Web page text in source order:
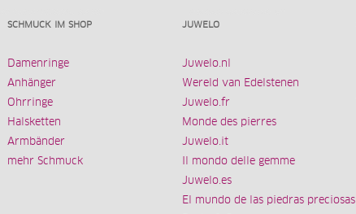
SCHMUCK IM SHOP
Damenringe
Anhänger
Ohrringe
Halsketten
Armbänder
mehr Schmuck
JUWELO
Juwelo.nl
Wereld van Edelstenen
Juwelo.fr
Monde des pierres
Juwelo.it
Il mondo delle gemme
Juwelo.es
El mundo de las piedras preciosas